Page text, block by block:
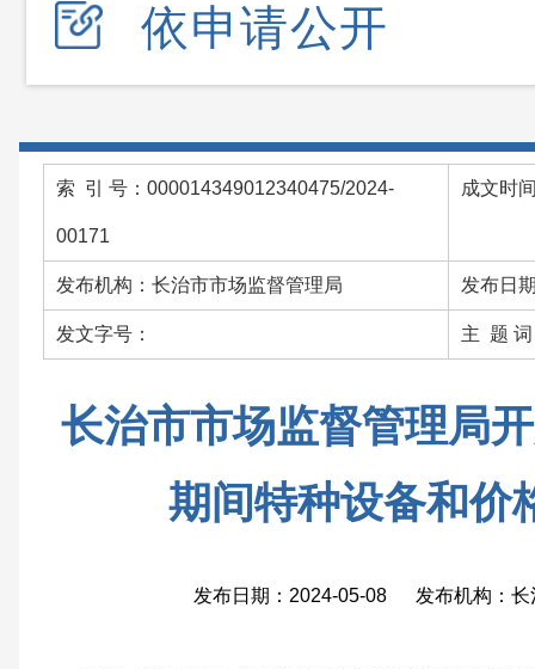
依申请公开
索 引 号：000014349012340475/2024-
00171
成文时
发布机构：长治市市场监督管理局 发布日
发文字号： 主 题 词
长治市市场监督管理局
期间特种设备和价
发布日期：2024-05-08 发布机构：长